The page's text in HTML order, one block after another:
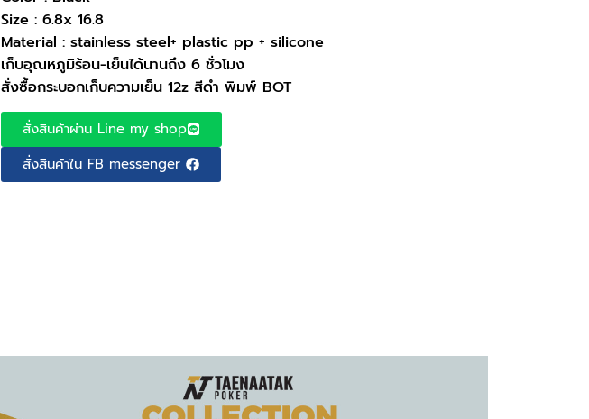
Size : 6.8x 16.8
Material : stainless steel+ plastic pp + silicone
เก็บอุณหภูมิร้อน-เย็นได้นานถึง 6 ชั่วโมง
สั่งซื้อกระบอกเก็บความเย็น 12z สีดำ พิมพ์ BOT
สั่งสินค้าผ่าน Line my shop
สั่งสินค้าใน FB messenger